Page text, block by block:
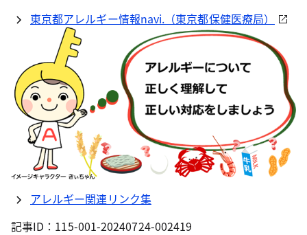
東京都アレルギー情報navi.（東京都保健医療局）
アレルギー関連リンク集
記事ID：115-001-20240724-002419